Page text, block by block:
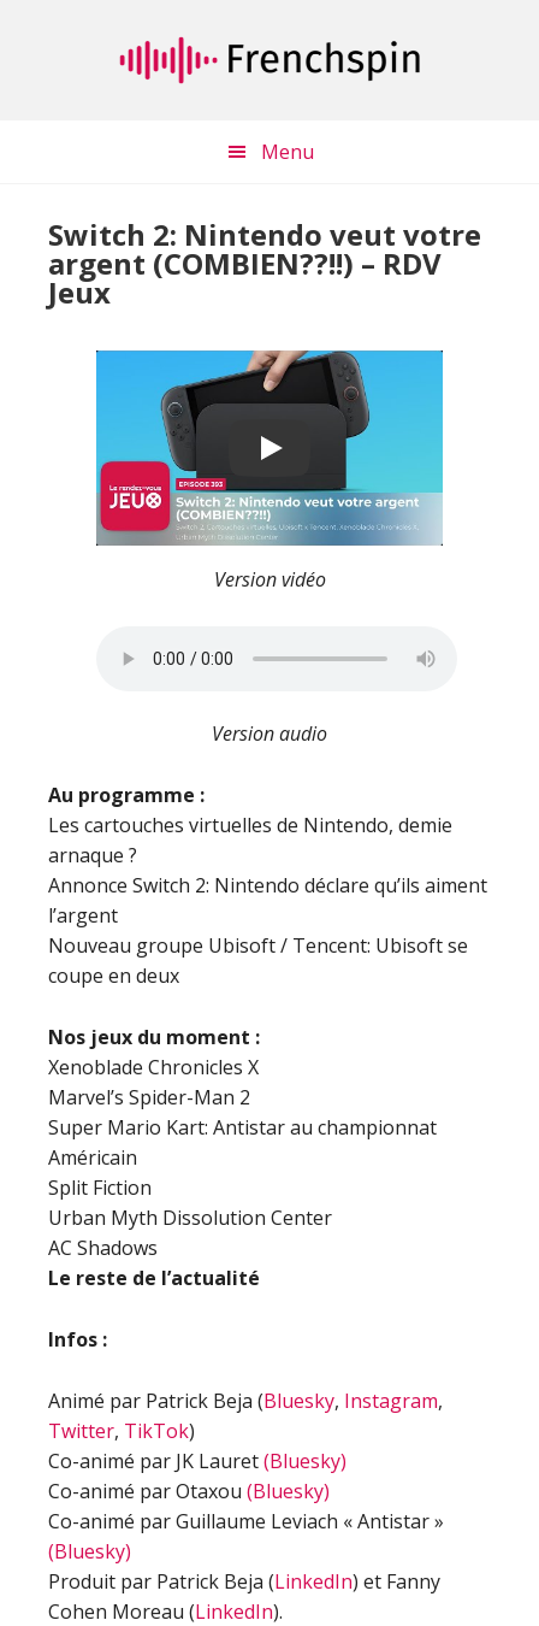
Menu
Switch 2: Nintendo veut votre
argent (COMBIEN??!!) – RDV
Jeux
Play
Version vidéo
Version audio
Au programme :
Les cartouches virtuelles de Nintendo, demie
arnaque ?
Annonce Switch 2: Nintendo déclare qu’ils aiment
l’argent
Nouveau groupe Ubisoft / Tencent: Ubisoft se
coupe en deux
Nos jeux du moment :
Xenoblade Chronicles X
Marvel’s Spider-Man 2
Super Mario Kart: Antistar au championnat
Américain
Split Fiction
Urban Myth Dissolution Center
AC Shadows
Le reste de l’actualité
Infos :
Animé par Patrick Beja (Bluesky, Instagram,
Twitter, TikTok)
Co-animé par JK Lauret(Bluesky)
Co-animé par Otaxou (Bluesky)
Co-animé par Guillaume Leviach « Antistar »
(Bluesky)
Produit par Patrick Beja (LinkedIn) et Fanny
Cohen Moreau (LinkedIn).